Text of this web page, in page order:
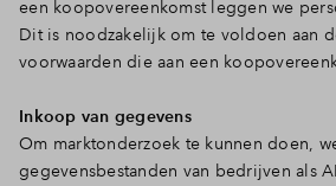
een koopovereenkomst leggen we
Dit is noodzakelijk om te voldoen aan
voorwaarden die aan een
Inkoop van gegevens
Om marktonderzoek te kunnen doen,
gegevensbestanden van bedrijven als